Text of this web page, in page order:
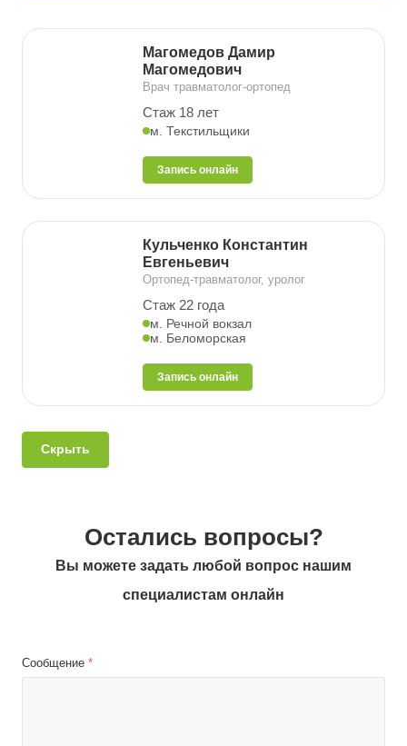
Магомедов Дамир
Магомедович
Врач травматолог-ортопед
Стаж 18 лет
м. Текстильщики
Запись онлайн
Кульченко Константин
Евгеньевич
Ортопед-травматолог, уролог
Стаж 22 года
м. Речной вокзал
м. Беломорская
Запись онлайн
Скрыть
Остались вопросы?
Вы можете задать любой вопрос нашим
специалистам онлайн
Сообщение *